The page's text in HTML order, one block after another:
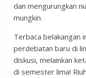
dan mengurungkan
mungkin.
Terbaca belakangan
perdebatan baru di
diskusi, melainkan
di semester lima!